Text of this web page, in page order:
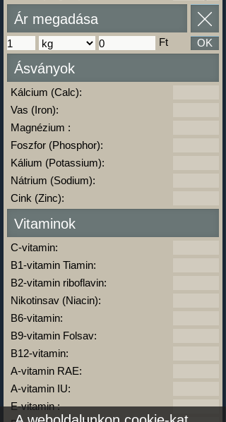
Ár megadása
Ft OK
Ásványok
Kálcium (Calc):
Vas (Iron):
Magnézium :
Foszfor (Phosphor):
Kálium (Potassium):
Nátrium (Sodium):
Cink (Zinc):
Vitaminok
C-vitamin:
B1-vitamin Tiamin:
B2-vitamin riboflavin:
Nikotinsav (Niacin):
B6-vitamin:
B9-vitamin Folsav:
B12-vitamin:
A-vitamin RAE:
A-vitamin IU:
E-vitamin :